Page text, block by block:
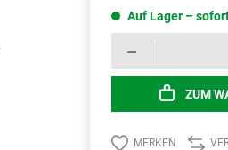
Auf Lager –
ZUM
MERKEN